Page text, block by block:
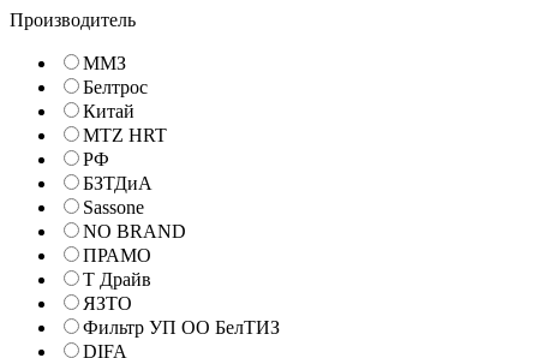
Производитель
ММЗ
Белтрос
Китай
MTZ HRT
РФ
БЗТДиА
Sassone
NO BRAND
ПРАМО
Т Драйв
ЯЗТО
Фильтр УП ОО БелТИЗ
DIFA